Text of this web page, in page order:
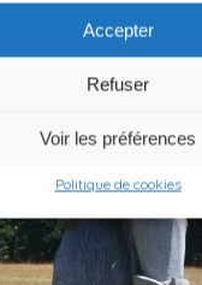
Accepter
Refuser
Voir les préférences
Politique de cookies